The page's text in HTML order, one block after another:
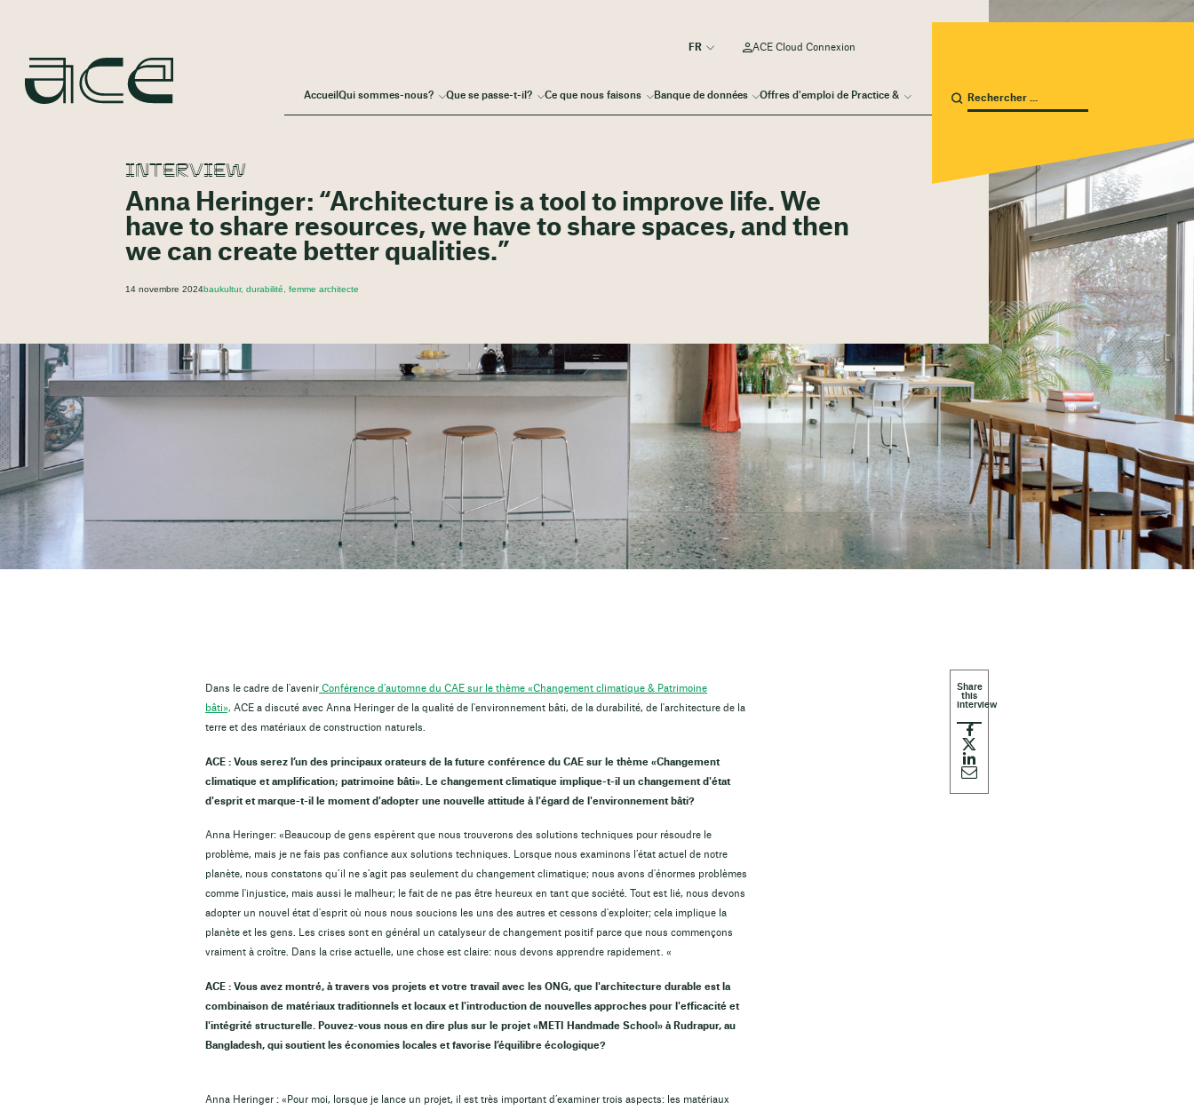
AccueilQui sommes-nous? Que se passe-t-il? Ce que nous faisons Banque de données Offres d'emploi de Practice &
ACE Cloud Connexion
INTERVIEW
Anna Heringer: “Architecture is a tool to improve life. We
have to share resources, we have to share spaces, and then
we can create better qualities.”
14 novembre 2024baukultur, durabilité, femme architecte
Dans le cadre de l'avenir Conférence d’automne du CAE sur le thème «Changement climatique & Patrimoine
bâti», ACE a discuté avec Anna Heringer de la qualité de l'environnement bâti, de la durabilité, de l'architecture de la
terre et des matériaux de construction naturels.
ACE : Vous serez l’un des principaux orateurs de la future conférence du CAE sur le thème «Changement
climatique et amplification; patrimoine bâti». Le changement climatique implique-t-il un changement d'état
d'esprit et marque-t-il le moment d'adopter une nouvelle attitude à l'égard de l'environnement bâti?
Anna Heringer: «Beaucoup de gens espèrent que nous trouverons des solutions techniques pour résoudre le
problème, mais je ne fais pas confiance aux solutions techniques. Lorsque nous examinons l’état actuel de notre
planète, nous constatons qu’il ne s’agit pas seulement du changement climatique; nous avons d'énormes problèmes
comme l'injustice, mais aussi le malheur; le fait de ne pas être heureux en tant que société. Tout est lié, nous devons
adopter un nouvel état d'esprit où nous nous soucions les uns des autres et cessons d'exploiter; cela implique la
planète et les gens. Les crises sont en général un catalyseur de changement positif parce que nous commençons
vraiment à croître. Dans la crise actuelle, une chose est claire: nous devons apprendre rapidement. «
ACE : Vous avez montré, à travers vos projets et votre travail avec les ONG, que l'architecture durable est la
combinaison de matériaux traditionnels et locaux et l'introduction de nouvelles approches pour l'efficacité et
l'intégrité structurelle. Pouvez-vous nous en dire plus sur le projet «METI Handmade School» à Rudrapur, au
Bangladesh, qui soutient les économies locales et favorise l’équilibre écologique?
Anna Heringer : «Pour moi, lorsque je lance un projet, il est très important d’examiner trois aspects: les matériaux